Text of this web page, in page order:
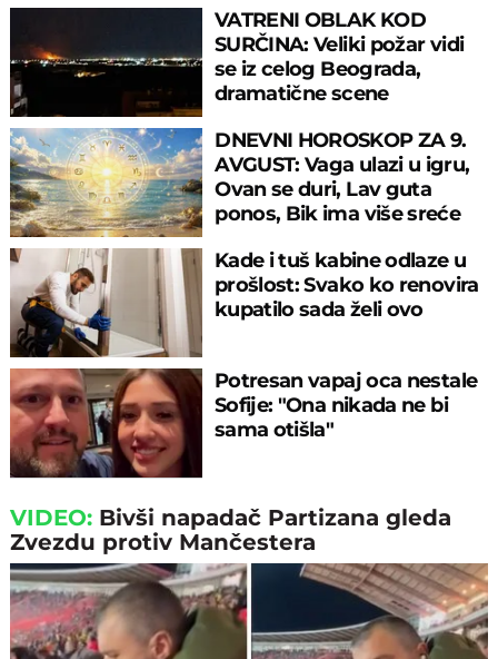
VATRENI OBLAK KOD
SURČINA: Veliki požar vidi
se iz celog Beograda,
dramatične scene
DNEVNI HOROSKOP ZA 9.
AVGUST: Vaga ulazi u igru,
Ovan se duri, Lav guta
ponos, Bik ima više sreće
Kade i tuš kabine odlaze u
prošlost: Svako ko renovira
kupatilo sada želi ovo
Potresan vapaj oca nestale
Sofije: "Ona nikada ne bi
sama otišla"
VIDEO: Bivši napadač Partizana gleda
Zvezdu protiv Mančestera